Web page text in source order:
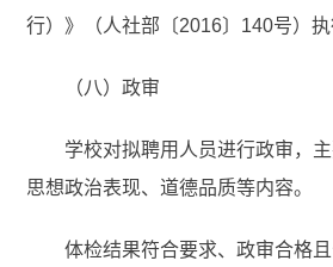
行）》（人社部〔2016〕140号）执
（八）政审
学校对拟聘用人员进行政审，
思想政治表现、道德品质等内容。
体检结果符合要求、政审合格